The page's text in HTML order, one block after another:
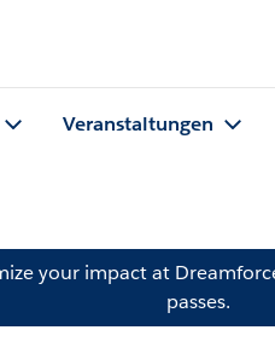
Veranstaltungen
your impact at
passes.